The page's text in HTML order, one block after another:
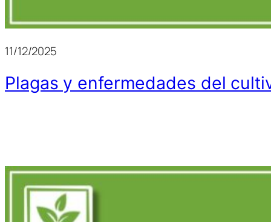
11/12/2025
Plagas y enfermedades del